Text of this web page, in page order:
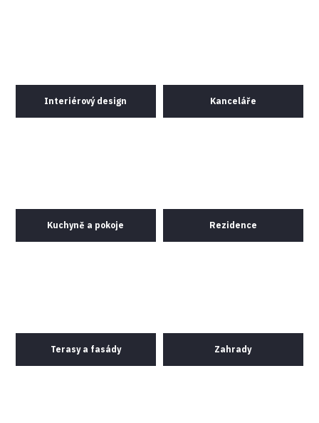
Interiérový design Kanceláře
Kuchyně a pokoje Rezidence
Terasy a fasády Zahrady